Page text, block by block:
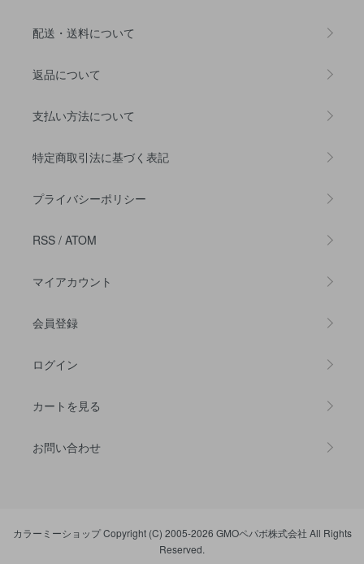
配送・送料について
返品について
支払い方法について
特定商取引法に基づく表記
プライバシーポリシー
RSS / ATOM
マイアカウント
会員登録
ログイン
カートを見る
お問い合わせ
カラーミーショップCopyright (C) 2005-2026 GMOペパボ株式会社 All Rights
Reserved.